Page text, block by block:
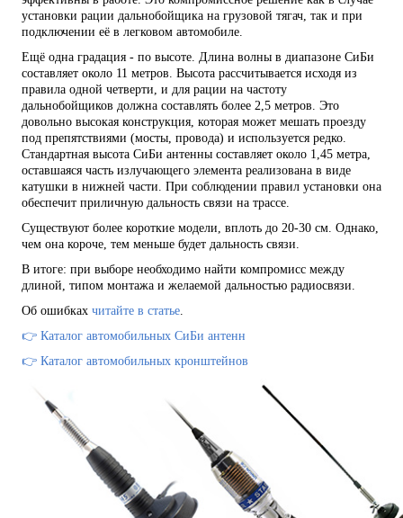
установки рации дальнобойщика на грузовой тягач, так и при
подключении её в легковом автомобиле.
Ещё одна градация - по высоте. Длина волны в диапазоне СиБи
составляет около 11 метров. Высота рассчитывается исходя из
правила одной четверти, и для рации на частоту
дальнобойщиков должна составлять более 2,5 метров. Это
довольно высокая конструкция, которая может мешать проезду
под препятствиями (мосты, провода) и используется редко.
Стандартная высота СиБи антенны составляет около 1,45 метра,
оставшаяся часть излучающего элемента реализована в виде
катушки в нижней части. При соблюдении правил установки она
обеспечит приличную дальность связи на трассе.
Существуют более короткие модели, вплоть до 20-30 см. Однако,
чем она короче, тем меньше будет дальность связи.
В итоге: при выборе необходимо найти компромисс между
длиной, типом монтажа и желаемой дальностью радиосвязи.
Об ошибках читайте в статье.
👉 Каталог автомобильных СиБи антенн
👉 Каталог автомобильных кронштейнов